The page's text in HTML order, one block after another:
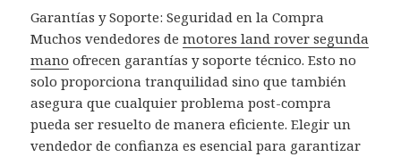
Garantías y Soporte: Seguridad en la Compra
Muchos vendedores demotores land rover segunda
mano ofrecen garantías y soporte técnico. Esto no
solo proporciona tranquilidad sino que también
asegura que cualquier problema post-compra
pueda ser resuelto de manera eficiente. Elegir un
vendedor de confianza es esencial para garantizar